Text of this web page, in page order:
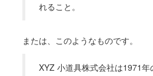
れること。
または、このようなものです。
XYZ 小道具株式会社は1971